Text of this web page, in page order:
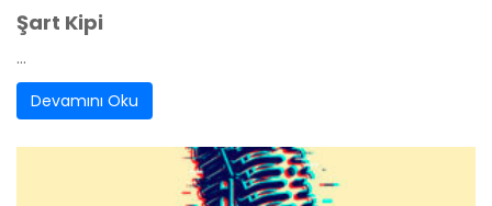
Şart Kipi
...
Devamını Oku